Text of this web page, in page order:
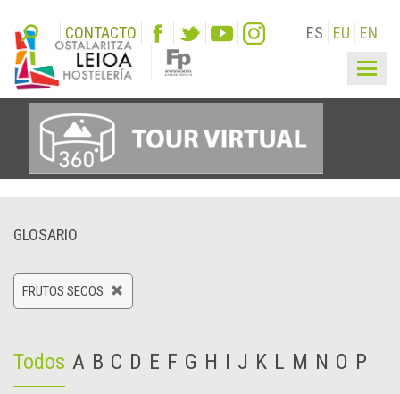
CONTACTO ES EU EN
GLOSARIO
FRUTOS SECOS
Todos A B C D E F G H I J K L M N O P